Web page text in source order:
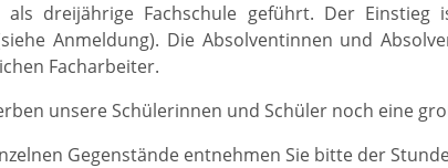
als dreijährige Fachschule geführt. Der
Anmeldung). Die Absolventinnen und
Facharbeiter.
unsere Schülerinnen und Schüler noch eine
Gegenstände entnehmen Sie bitte der